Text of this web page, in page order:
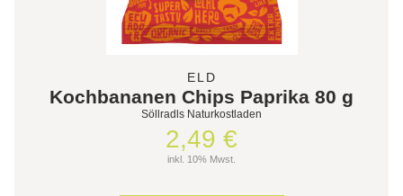
ELD
Kochbananen Chips Paprika 80 g
Söllradls Naturkostladen
2,49 €
inkl. 10% Mwst.